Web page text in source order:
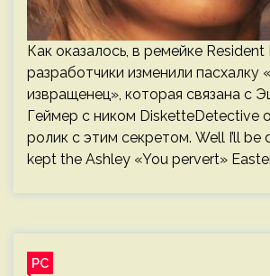
Как оказалось, в ремейке Resident
разработчики изменили пасхалку
извращенец», которая связана с
Геймер с ником DisketteDetective
ролик с этим секретом. Well I’ll be
kept the Ashley «You pervert»
PC